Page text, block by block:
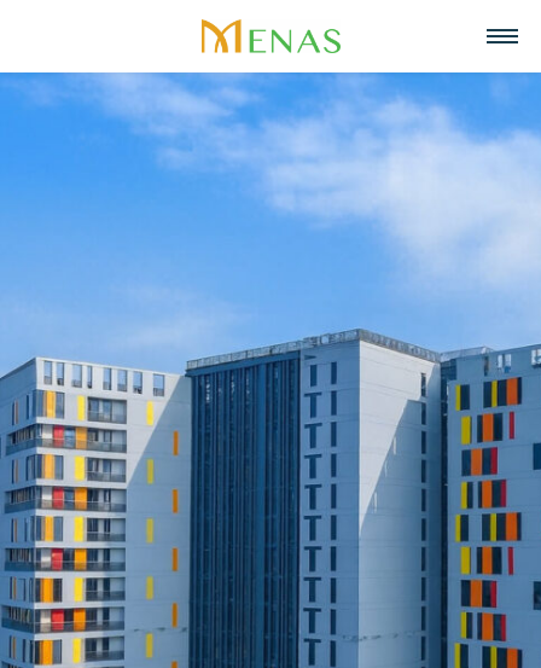
Trang chủ
Về chúng tôi
Trách nhiệm xã hội
Giải thưởng
Dự án tiêu biểu
Siêu thị
Mỹ phẩm & Nước hoa
Quản lý tài sản
Khách sạn & Nghỉ dưỡng
Tin tức & Sự kiện
Tiếng Việt
English